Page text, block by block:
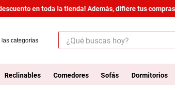
en toda la tienda! Además, difiere tus
¿Qué buscas hoy?
Reclinables Comedores Sofás Dormitorios
1.
salas